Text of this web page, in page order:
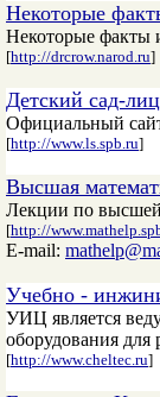
Некоторые
Некоторые факты
[http://drcrow.narod.ru]
Детский сад-
Официальный
[http://www.ls.spb.ru]
Высшая
Лекции по высшей
[http://
E-mail:
Учебно -
УИЦ является
оборудования
[http://www.cheltec.ru]